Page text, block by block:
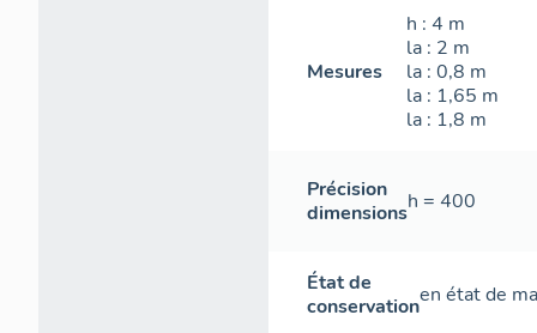
Mesures
h : 4 m
la : 2 m
la : 0,8 m
la : 1,65 m
la : 1,8 m
Précision
dimensionsh = 400
État de
conservationen état de